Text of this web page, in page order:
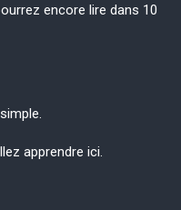
encore lire dans 10
apprendre ici.